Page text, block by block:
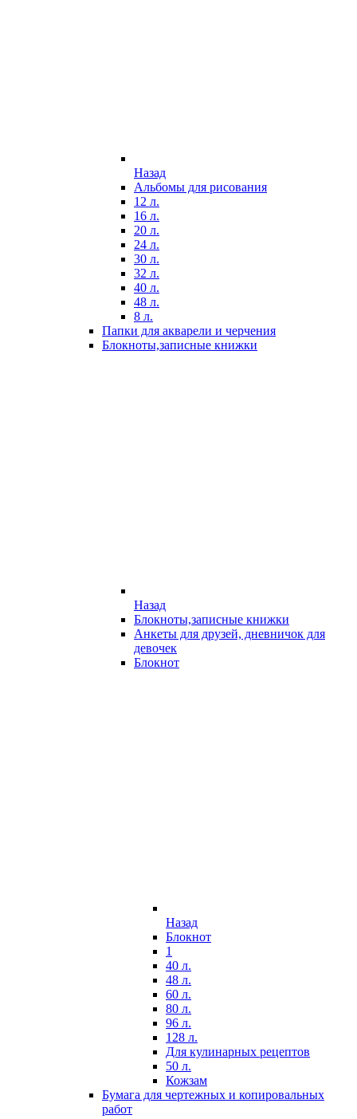
Назад
Альбомы для рисования
12 л.
16 л.
20 л.
24 л.
30 л.
32 л.
40 л.
48 л.
8 л.
Папки для акварели и черчения
Блокноты,записные книжки
Назад
Блокноты,записные книжки
Анкеты для друзей, дневничок для
девочек
Блокнот
Назад
Блокнот
1
40 л.
48 л.
60 л.
80 л.
96 л.
128 л.
Для кулинарных рецептов
50 л.
Кожзам
Бумага для чертежных и копировальных
работ